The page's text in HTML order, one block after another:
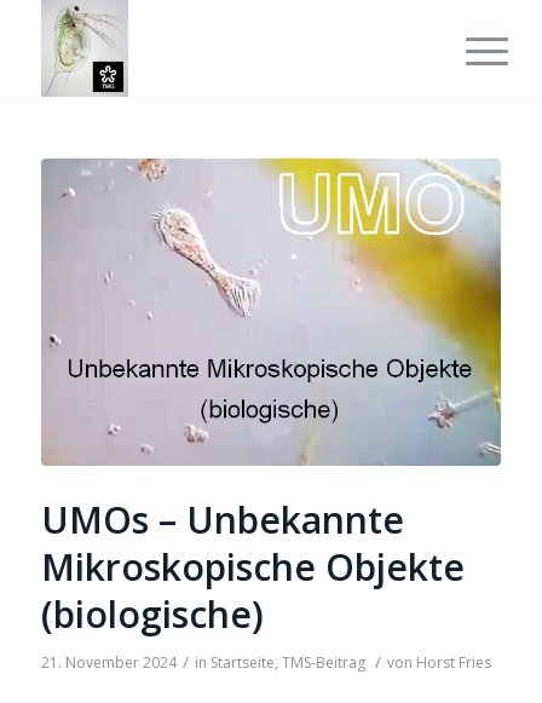
UMOs – Unbekannte
Mikroskopische Objekte
(biologische)
21. November 2024 / in Startseite, TMS-Beitrag / von Horst Fries